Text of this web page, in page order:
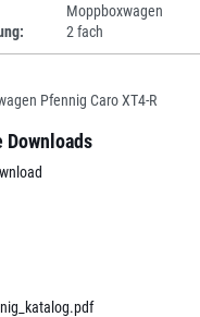
Moppboxwagen
2 fach
Pfennig Caro XT4-R